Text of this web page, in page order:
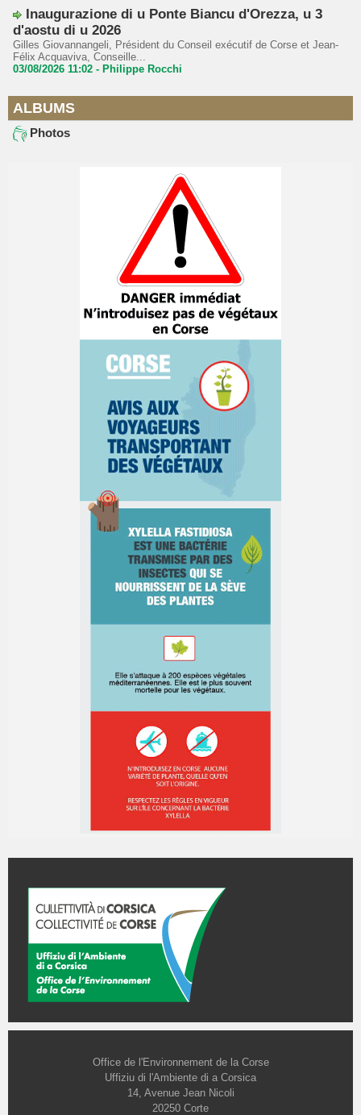
Inaugurazione di u Ponte Biancu d'Orezza, u 3
d'aostu di u 2026
Gilles Giovannangeli, Président du Conseil exécutif de Corse et Jean-
Félix Acquaviva, Conseille...
03/08/2026 11:02 - Philippe Rocchi
ALBUMS
Photos
Office de l'Environnement de la Corse
Uffiziu di l'Ambiente di a Corsica
14, Avenue Jean Nicoli
20250 Corte